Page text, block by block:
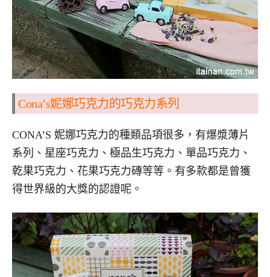
Cona’s妮娜巧克力的巧克力系列
CONA’S 妮娜巧克力的種類品項很多，有爆漿薄片
系列、星座巧克力、極品生巧克力、單品巧克力、
乾果巧克力、花果巧克力磚等等。有多款都是曾獲
得世界級的大獎的認證呢。